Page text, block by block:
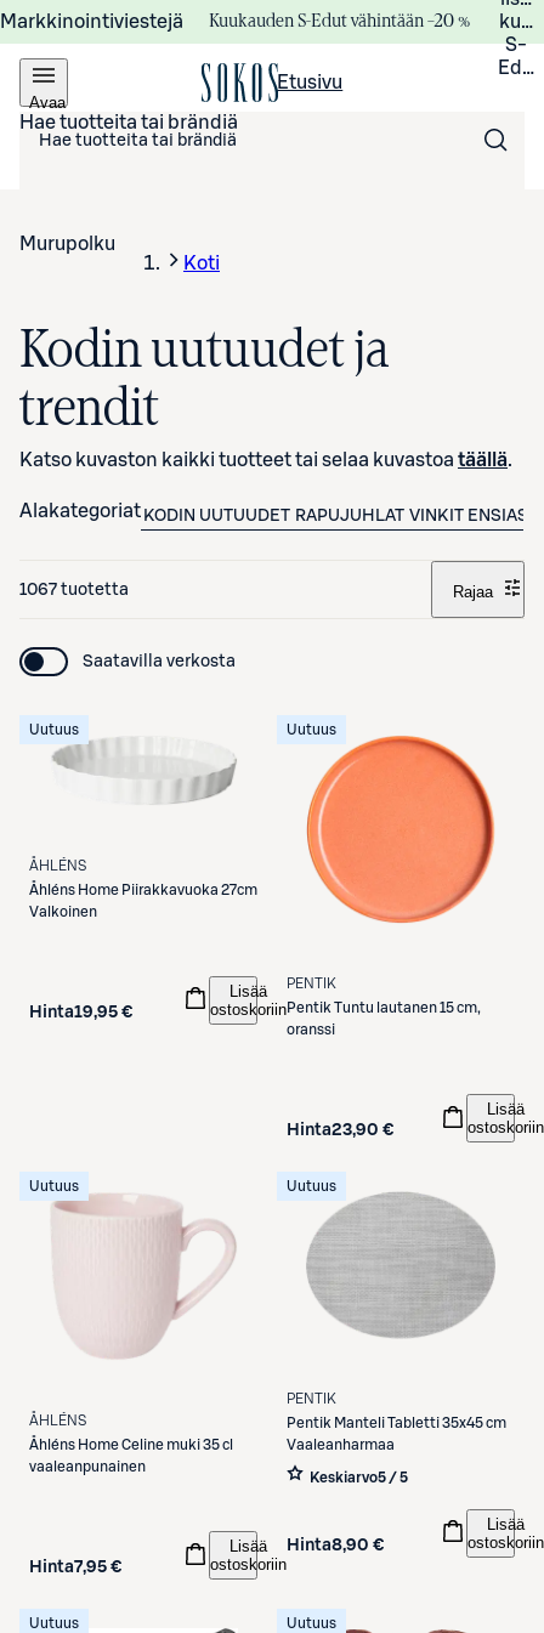
Markkinointiviestejä Kuukauden S-Edut vähintään –20 %
S-
Avaa
valikko
Etusivu
Hae tuotteita tai brändiä
Murupolku
Koti
Kodin uutuudet ja
trendit
Katso kuvaston kaikki tuotteet tai selaa kuvastoa täällä.
Alakategoriat KODIN UUTUUDET RAPUJUHLAT VINKIT
1067 tuotetta Rajaa
Saatavilla verkosta
Uutuus
ÅHLÉNS
Åhléns Home Piirakkavuoka 27cm
Valkoinen
Hinta19,95 €
Lisää
ostoskoriin
Uutuus
PENTIK
Pentik Tuntu lautanen 15 cm,
oranssi
Hinta23,90 €
Lisää
ostoskoriin
Uutuus
ÅHLÉNS
Åhléns Home Celine muki 35 cl
vaaleanpunainen
Hinta7,95 €
Lisää
ostoskoriin
Uutuus
PENTIK
Pentik Manteli Tabletti 35x45 cm
Vaaleanharmaa
Keskiarvo5 / 5
Hinta8,90 €
Lisää
ostoskoriin
Uutuus Uutuus